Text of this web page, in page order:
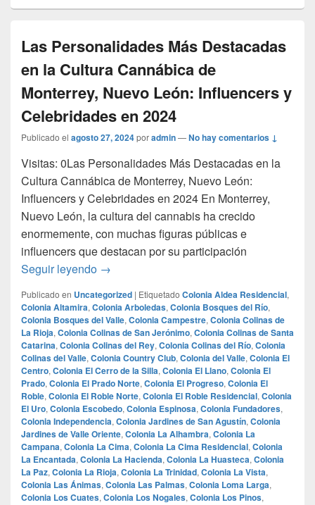
Las Personalidades Más Destacadas
en la Cultura Cannábica de
Monterrey, Nuevo León: Influencers y
Celebridades en 2024
Publicado el agosto 27, 2024poradmin—No hay comentarios ↓
Visitas: 0Las Personalidades Más Destacadas en la
Cultura Cannábica de Monterrey, Nuevo León:
Influencers y Celebridades en 2024 En Monterrey,
Nuevo León, la cultura del cannabis ha crecido
enormemente, con muchas figuras públicas e
influencers que destacan por su participación
Seguir leyendo Las Personalidades Más Destacadas en
→
Publicado en Uncategorized | Etiquetado Colonia Aldea Residencial,
Colonia Altamira, Colonia Arboledas, Colonia Bosques del Río,
Colonia Bosques del Valle, Colonia Campestre, Colonia Colinas de
La Rioja, Colonia Colinas de San Jerónimo, Colonia Colinas de Santa
Catarina, Colonia Colinas del Rey, Colonia Colinas del Río, Colonia
Colinas del Valle, Colonia Country Club, Colonia del Valle, Colonia El
Centro, Colonia El Cerro de la Silla, Colonia El Llano, Colonia El
Prado, Colonia El Prado Norte, Colonia El Progreso, Colonia El
Roble, Colonia El Roble Norte, Colonia El Roble Residencial, Colonia
El Uro, Colonia Escobedo, Colonia Espinosa, Colonia Fundadores,
Colonia Independencia, Colonia Jardines de San Agustín, Colonia
Jardines de Valle Oriente, Colonia La Alhambra, Colonia La
Campana, Colonia La Cima, Colonia La Cima Residencial, Colonia
La Encantada, Colonia La Hacienda, Colonia La Huasteca, Colonia
La Paz, Colonia La Rioja, Colonia La Trinidad, Colonia La Vista,
Colonia Las Ánimas, Colonia Las Palmas, Colonia Loma Larga,
Colonia Los Cuates, Colonia Los Nogales, Colonia Los Pinos,